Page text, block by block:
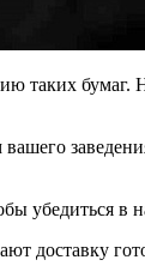
таких бумаг.
убедиться в
доставку